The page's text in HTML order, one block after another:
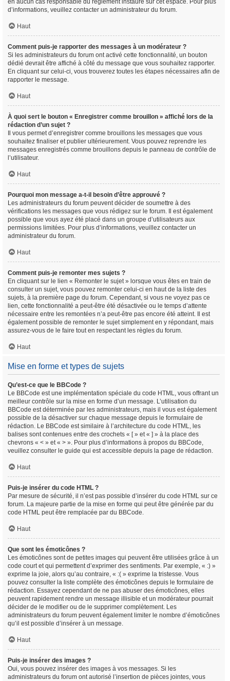
en aucun cas responsable du règlement instauré sur cet espace. Pour plus
d’informations, veuillez contacter un administrateur du forum.
Haut
Comment puis-je rapporter des messages à un modérateur ?
Si les administrateurs du forum ont activé cette fonctionnalité, un bouton
dédié devrait être affiché à côté du message que vous souhaitez rapporter.
En cliquant sur celui-ci, vous trouverez toutes les étapes nécessaires afin de
rapporter le message.
Haut
À quoi sert le bouton « Enregistrer comme brouillon » affiché lors de la
rédaction d’un sujet ?
Il vous permet d’enregistrer comme brouillons les messages que vous
souhaitez finaliser et publier ultérieurement. Vous pouvez reprendre les
messages enregistrés comme brouillons depuis le panneau de contrôle de
l’utilisateur.
Haut
Pourquoi mon message a-t-il besoin d’être approuvé ?
Les administrateurs du forum peuvent décider de soumettre à des
vérifications les messages que vous rédigez sur le forum. Il est également
possible que vous ayez été placé dans un groupe d’utilisateurs aux
permissions limitées. Pour plus d’informations, veuillez contacter un
administrateur du forum.
Haut
Comment puis-je remonter mes sujets ?
En cliquant sur le lien « Remonter le sujet » lorsque vous êtes en train de
consulter un sujet, vous pouvez remonter celui-ci en haut de la liste des
sujets, à la première page du forum. Cependant, si vous ne voyez pas ce
lien, cette fonctionnalité a peut-être été désactivée ou le temps d’attente
nécessaire entre les remontées n’a peut-être pas encore été atteint. Il est
également possible de remonter le sujet simplement en y répondant, mais
assurez-vous de le faire tout en respectant les règles du forum.
Haut
Mise en forme et types de sujets
Qu’est-ce que le BBCode ?
Le BBCode est une implémentation spéciale du code HTML, vous offrant un
meilleur contrôle sur la mise en forme d’un message. L’utilisation du
BBCode est déterminée par les administrateurs, mais il vous est également
possible de la désactiver sur chaque message depuis le formulaire de
rédaction. Le BBCode est similaire à l’architecture du code HTML, les
balises sont contenues entre des crochets « [ » et « ] » à la place des
chevrons « < » et « > ». Pour plus d’informations à propos du BBCode,
veuillez consulter le guide qui est accessible depuis la page de rédaction.
Haut
Puis-je insérer du code HTML ?
Par mesure de sécurité, il n’est pas possible d’insérer du code HTML sur ce
forum. La majeure partie de la mise en forme qui peut être générée par du
code HTML peut être remplacée par du BBCode.
Haut
Que sont les émoticônes ?
Les émoticônes sont de petites images qui peuvent être utilisées grâce à un
code court et qui permettent d’exprimer des sentiments. Par exemple, « :) »
exprime la joie, alors qu’au contraire, « :( » exprime la tristesse. Vous
pouvez consulter la liste complète des émoticônes depuis le formulaire de
rédaction. Essayez cependant de ne pas abuser des émoticônes, elles
peuvent rapidement rendre un message illisible et un modérateur pourrait
décider de le modifier ou de le supprimer complètement. Les
administrateurs du forum peuvent également limiter le nombre d’émoticônes
qu’il est possible d’insérer à un message.
Haut
Puis-je insérer des images ?
Oui, vous pouvez insérer des images à vos messages. Si les
administrateurs du forum ont autorisé l’insertion de pièces jointes, vous